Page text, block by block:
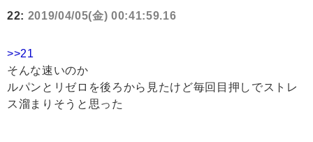
22: 2019/04/05(金) 00:41:59.16
>>21
そんな速いのか
ルパンとリゼロを後ろから見たけど毎回目押しでストレ
ス溜まりそうと思った